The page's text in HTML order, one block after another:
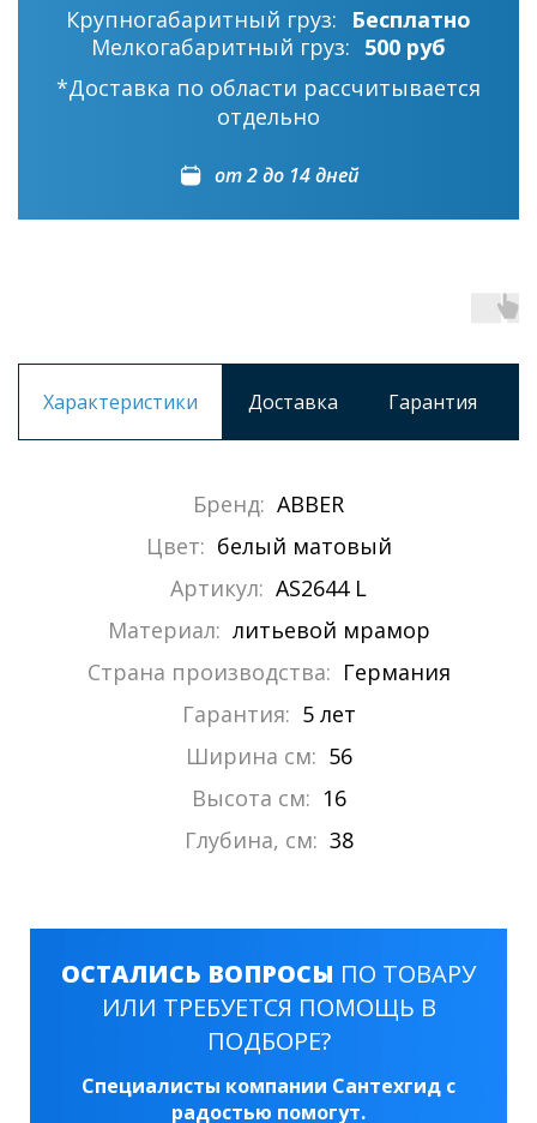
Крупногабаритный груз:
Бесплатно
Мелкогабаритный груз: 500 руб
*Доставка по области рассчитывается
отдельно
от 2 до 14 дней
Характеристики Доставка Гарантия
Бренд: ABBER
Цвет: белый матовый
Артикул: AS2644 L
Материал: литьевой мрамор
Страна производства: Германия
Гарантия: 5 лет
Ширина см: 56
Высота см: 16
Глубина, см: 38
ОСТАЛИСЬ ВОПРОСЫ ПО ТОВАРУ
ИЛИ ТРЕБУЕТСЯ ПОМОЩЬ В
ПОДБОРЕ?
Специалисты компании Сантехгид с
радостью помогут.